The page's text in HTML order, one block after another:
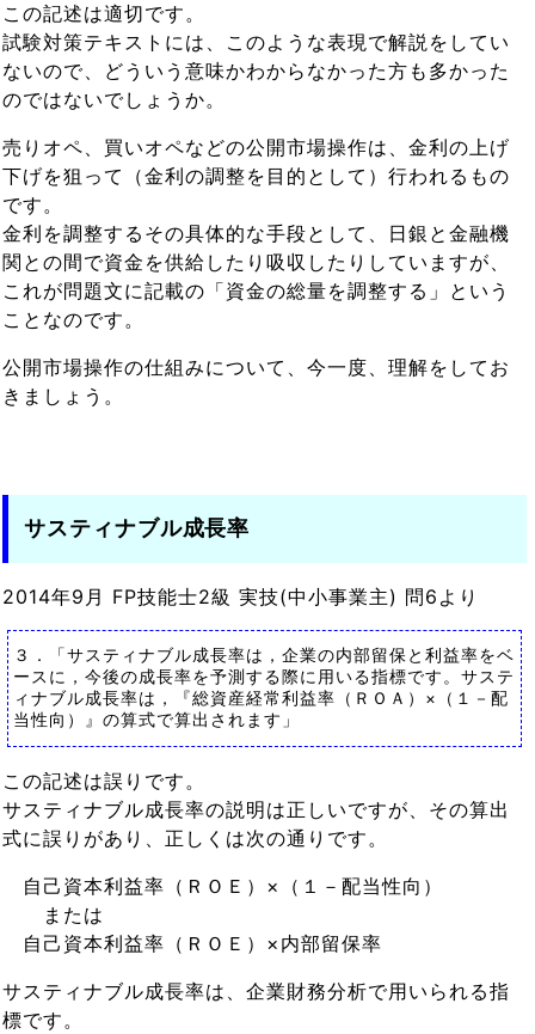
この記述は適切です。
試験対策テキストには、このような表現で解説をしてい
ないので、どういう意味かわからなかった方も多かった
のではないでしょうか。
売りオペ、買いオペなどの公開市場操作は、金利の上げ
下げを狙って（金利の調整を目的として）行われるもの
です。
金利を調整するその具体的な手段として、日銀と金融機
関との間で資金を供給したり吸収したりしていますが、
これが問題文に記載の「資金の総量を調整する」という
ことなのです。
公開市場操作の仕組みについて、今一度、理解をしてお
きましょう。
サスティナブル成長率
2014年9月 FP技能士2級 実技(中小事業主) 問6より
３．「サスティナブル成長率は，企業の内部留保と利益率をベ
ースに，今後の成長率を予測する際に用いる指標です。サステ
ィナブル成長率は，『総資産経常利益率（ＲＯＡ）×（１－配
当性向）』の算式で算出されます」
この記述は誤りです。
サスティナブル成長率の説明は正しいですが、その算出
式に誤りがあり、正しくは次の通りです。
自己資本利益率（ＲＯＥ）×（１－配当性向）
または
自己資本利益率（ＲＯＥ）×内部留保率
サスティナブル成長率は、企業財務分析で用いられる指
標です。